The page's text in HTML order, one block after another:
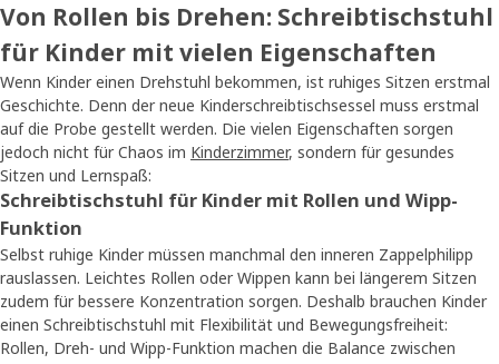
Von Rollen bis Drehen: Schreibtischstuhl
für Kinder mit vielen Eigenschaften
Wenn Kinder einen Drehstuhl bekommen, ist ruhiges Sitzen erstmal
Geschichte. Denn der neue Kinderschreibtischsessel muss erstmal
auf die Probe gestellt werden. Die vielen Eigenschaften sorgen
jedoch nicht für Chaos im Kinderzimmer, sondern für gesundes
Sitzen und Lernspaß:
Schreibtischstuhl für Kinder mit Rollen und Wipp-
Funktion
Selbst ruhige Kinder müssen manchmal den inneren Zappelphilipp
rauslassen. Leichtes Rollen oder Wippen kann bei längerem Sitzen
zudem für bessere Konzentration sorgen. Deshalb brauchen Kinder
einen Schreibtischstuhl mit Flexibilität und Bewegungsfreiheit:
Rollen, Dreh- und Wipp-Funktion machen die Balance zwischen